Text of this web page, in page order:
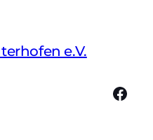
e.V.
Facebook